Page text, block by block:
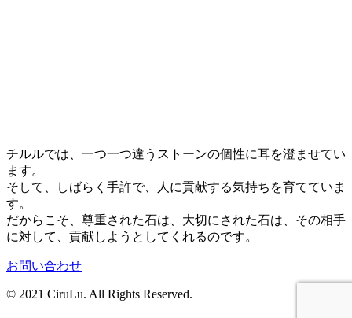
チルルでは、一つ一つ違うストーンの個性に耳を澄ませてい
ます。
そして、しばらく手許で、人に貢献する気持ちを育てていま
す。
だからこそ、尊重された石は、大切にされた石は、その相手
に対して、貢献しようとしてくれるのです。
お問い合わせ
© 2021 CiruLu. All Rights Reserved.